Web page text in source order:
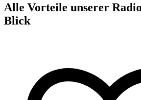
Alle Vorteile unserer
Blick